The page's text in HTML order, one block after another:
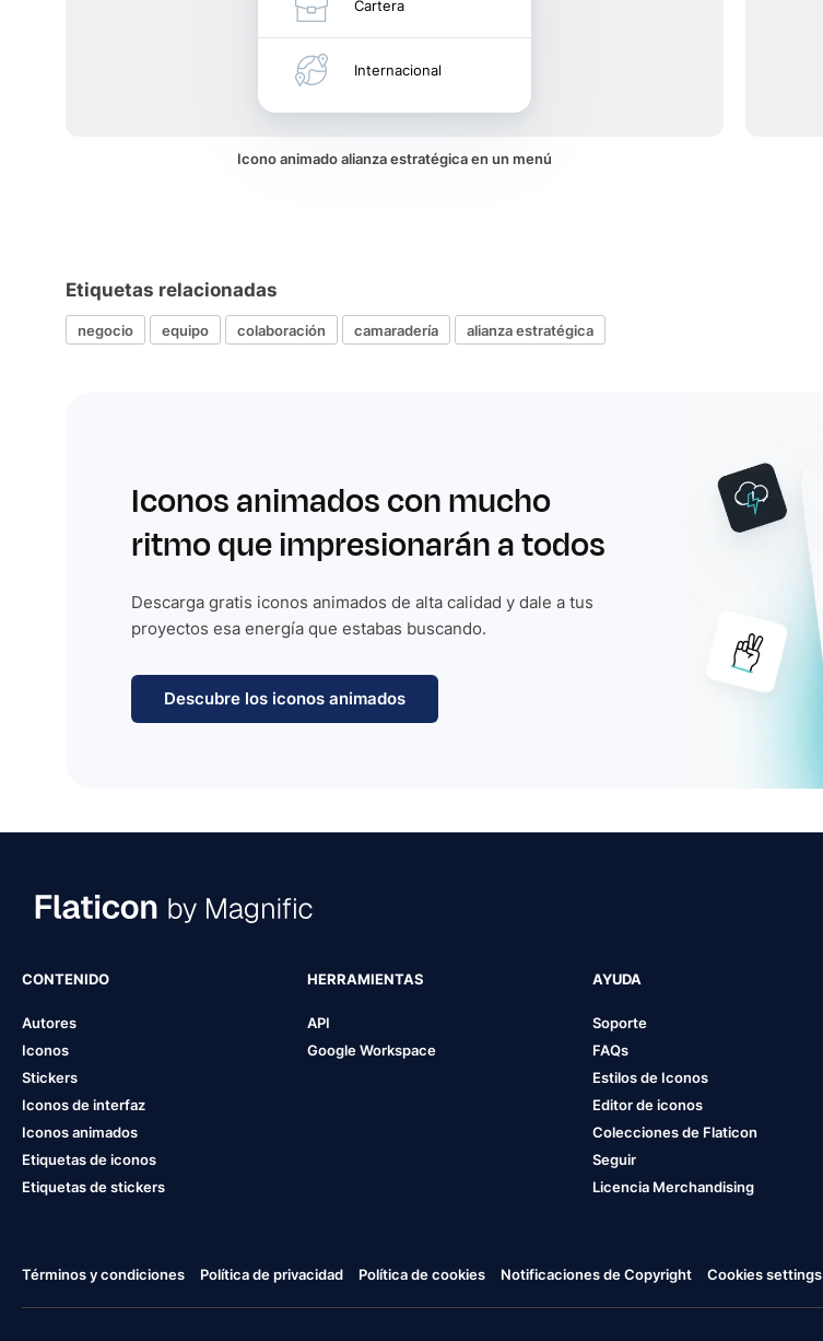
Cartera
Internacional
Icono animado alianza estratégica en un menú
Etiquetas relacionadas
negocio equipo colaboración camaradería alianza estratégica
Iconos animados con mucho
ritmo que impresionarán a todos
Descarga gratis iconos animados de alta calidad y dale a tus
proyectos esa energía que estabas buscando.
Descubre los iconos animados
CONTENIDO
Autores
Iconos
Stickers
Iconos de interfaz
Iconos animados
Etiquetas de iconos
Etiquetas de stickers
HERRAMIENTAS
API
Google Workspace
AYUDA
Soporte
FAQs
Estilos de Iconos
Editor de iconos
Colecciones de Flaticon
Seguir
Licencia Merchandising
Términos y condiciones Política de privacidad Política de cookies Notificaciones de Copyright Cookies settings